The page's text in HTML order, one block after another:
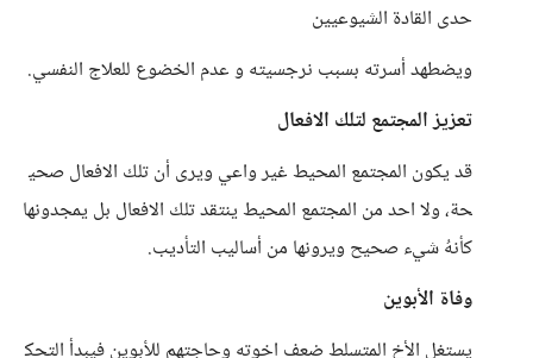
حدى القادة الشيوعيين
ويضطهد أسرته بسبب نرجسيته و عدم الخضوع للعلاج النفسي.
تعزيز المجتمع لتلك الافعال
قد يكون المجتمع المحيط غير واعي ويرى أن تلك الافعال صحي
حة، ولا احد من المجتمع المحيط ينتقد تلك الافعال بل يمجدونها
كأنهُ شيء صحيح ويرونها من أساليب التأديب.
وفاة الأبوين